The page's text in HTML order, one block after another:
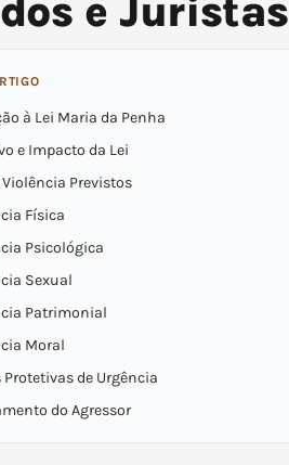
e Juristas
à Lei Maria da Penha
e Impacto da Lei
Violência Previstos
Física
Psicológica
Sexual
Patrimonial
Moral
Protetivas de Urgência
do Agressor